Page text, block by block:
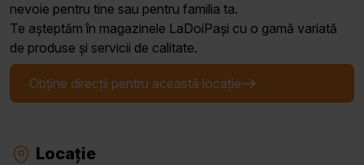
nevoie pentru tine sau pentru familia ta.
Te așteptăm în magazinele LaDoiPași cu o gamă variată
de produse și servicii de calitate.
Obține direcții pentru această locație
Locație